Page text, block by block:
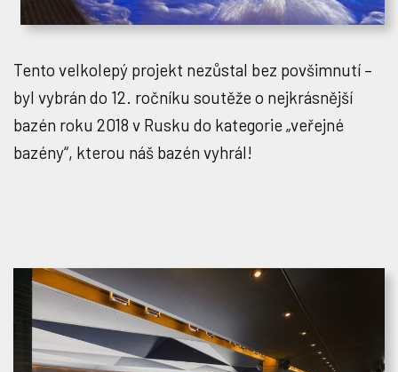
Tento velkolepý projekt nezůstal bez povšimnutí –
byl vybrán do 12. ročníku soutěže o nejkrásnější
bazén roku 2018 v Rusku do kategorie „veřejné
bazény“, kterou náš bazén vyhrál!